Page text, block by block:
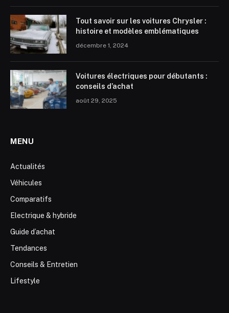
Tout savoir sur les voitures Chrysler :
histoire et modèles emblématiques
décembre 1, 2024
Voitures électriques pour débutants :
conseils d’achat
août 29, 2025
MENU
Actualités
Véhicules
Comparatifs
Electrique & hybride
Guide d’achat
Tendances
Conseils & Entretien
Lifestyle